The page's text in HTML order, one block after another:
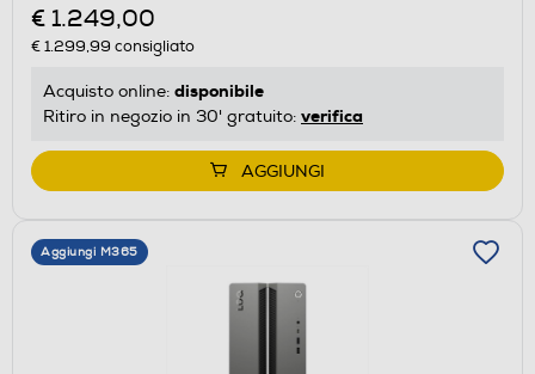
€ 1.249,00
€ 1.299,99 consigliato
Acquisto online: disponibile
Ritiro in negozio in 30' gratuito: verifica
AGGIUNGI
Aggiungi M365